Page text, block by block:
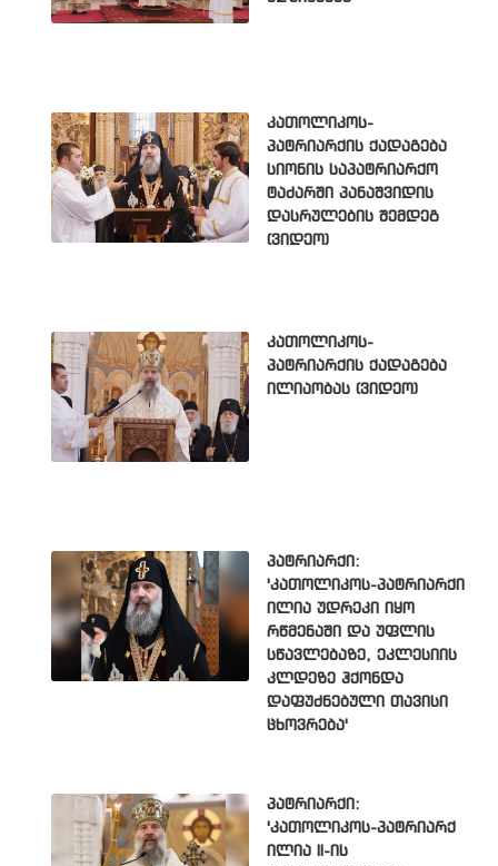
კათოლიკოს-
პატრიარქის ქადაგება
სიონის საპატრიარქო
ტაძარში პანაშვიდის
დასრულების შემდეგ
(ვიდეო)
კათოლიკოს-
პატრიარქის ქადაგება
ილიაობას (ვიდეო)
პატრიარქი:
'კათოლიკოს-პატრიარქი
ილია უდრეკი იყო
რწმენაში და უფლის
სწავლებაზე, ეკლესიის
კლდეზე ჰქონდა
დაფუძნებული თავისი
ცხოვრება'
პატრიარქი:
'კათოლიკოს-პატრიარქ
ილია II-ის